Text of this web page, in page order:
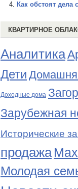
Как обстоят
КВАРТИРНОЕ
Аналитика
Дети
Доходные дома
Зарубежная
Исторические
продажа
Молодая